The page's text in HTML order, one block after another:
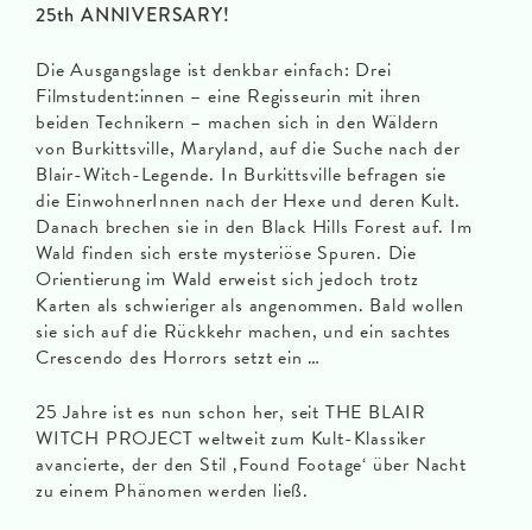
25th ANNIVERSARY!
Die Ausgangslage ist denkbar einfach: Drei
Filmstudent:innen – eine Regisseurin mit ihren
beiden Technikern – machen sich in den Wäldern
von Burkittsville, Maryland, auf die Suche nach der
Blair-Witch-Legende. In Burkittsville befragen sie
die EinwohnerInnen nach der Hexe und deren Kult.
Danach brechen sie in den Black Hills Forest auf. Im
Wald finden sich erste mysteriöse Spuren. Die
Orientierung im Wald erweist sich jedoch trotz
Karten als schwieriger als angenommen. Bald wollen
sie sich auf die Rückkehr machen, und ein sachtes
Crescendo des Horrors setzt ein …
25 Jahre ist es nun schon her, seit THE BLAIR
WITCH PROJECT weltweit zum Kult-Klassiker
avancierte, der den Stil ‚Found Footage‘ über Nacht
zu einem Phänomen werden ließ.